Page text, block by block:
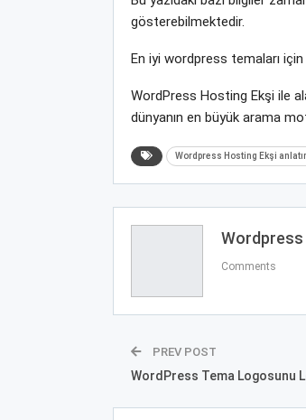
gösterebilmektedir.
En iyi wordpress temaları
WordPress Hosting Ekşi ile
dünyanın en büyük arama
Wordpress Hosting Ekşi
Wordpress
Comments
PREV POST
WordPress Tema Logosunu